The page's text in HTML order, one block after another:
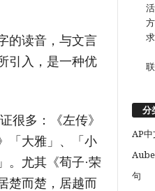
的读音，与文言
引入，是一种优
很多：《左传》
「大雅」、「小
。尤其《荀子·荣
楚而楚，居越而
求
分
AP中
句